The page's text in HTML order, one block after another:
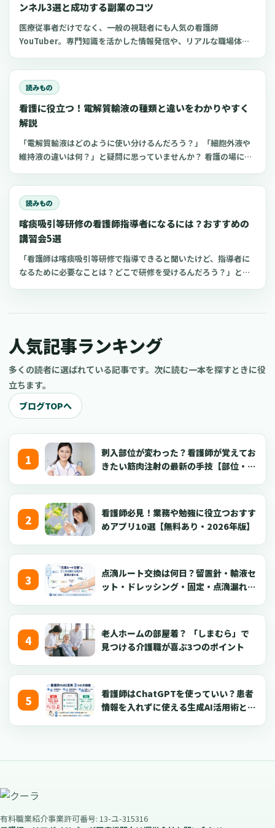
ンネル3選と成功する副業のコツ
医療従事者だけでなく、一般の視聴者にも人気の看護師
YouTuber。専門知識を活かした情報発信や、リアルな職場体験
ています。 今回は、おすすめの看護師YouTuberチャンネルと、
看護師がYouTube副業を成功させるコツについてご紹介します。
現役の看護師だけでなく、看護学生や医療従事者、さらには医療
に興味がある一般の方もぜひ参考にしてくださいね。
読みもの
看護に役立つ！電解質輸液の種類と違いをわかりやすく
解説
「電解質輸液はどのように使い分けるんだろう？」「細胞外液や
維持液の違いは何？」と疑問に思っていませんか？ 看護の場にお
類は多く、看護師がそれぞれの輸液製剤の特徴や使い分けを理解
するのは難しいものです。 今回は、看護師が知っておきたい電解
質輸液の種類と違いについてわかりやすく解説します。
読みもの
喀痰吸引等研修の看護師指導者になるには？おすすめの
講習会5選
「看護師は喀痰吸引等研修で指導できると聞いたけど、指導者に
なるために必要なことは？どこで研修を受けるんだろう？」と思
かせるかもしれません 。今回は、喀痰吸引等研修の指導教員にな
人気記事ランキング
多くの読者に選ばれている記事です。次に読む一本を探すときに役
立ちます。
ブログTOPへ
刺入部位が変わった？看護師が覚えてお
きたい筋肉注射の最新の手技【部位・
看護師必見！業務や勉強に役立つおすす
めアプリ10選【無料あり・2026年版】
点滴ルート交換は何日？留置針・輸液セ
ット・ドレッシング・固定・点滴漏れ対
老人ホームの部屋着？ 「しまむら」で
見つける介護職が喜ぶ3つのポイント
看護師はChatGPTを使っていい？患者
情報を入れずに使える生成AI活用術とプ
有料職業紹介事業許可番号: 13-ユ-315316